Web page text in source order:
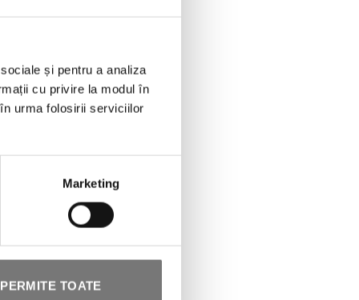
și pentru a analiza
cu privire la modul în
urma folosirii serviciilor
Marketing
PERMITE TOATE